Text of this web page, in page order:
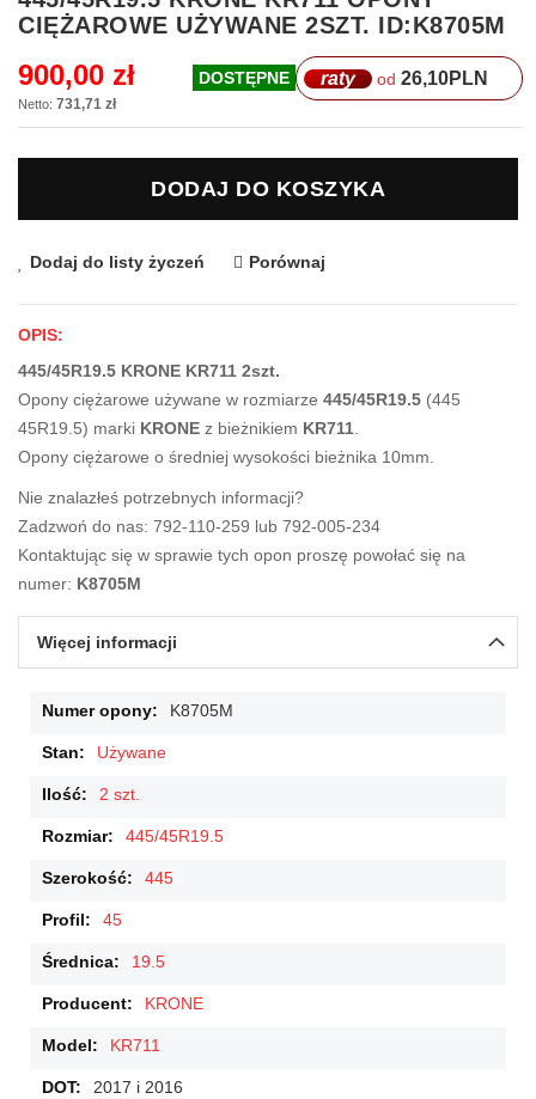
na
początek
CIĘŻAROWE UŻYWANE 2SZT. ID:K8705M
900,00 zł
731,71 zł
DOSTĘPNE raty od 26,10PLN
DODAJ DO KOSZYKA
Dodaj do listy życzeń Porównaj
OPIS:
445/45R19.5 KRONE KR711 2szt.
Opony ciężarowe używane w rozmiarze 445/45R19.5 (445
45R19.5) marki KRONE z bieżnikiem KR711.
Opony ciężarowe o średniej wysokości bieżnika 10mm.
Nie znalazłeś potrzebnych informacji?
Zadzwoń do nas: 792-110-259 lub 792-005-234
Kontaktując się w sprawie tych opon proszę powołać się na
numer: K8705M
Więcej informacji
Więcej
K8705M
Używane
2 szt.
445/45R19.5
445
45
19.5
KRONE
KR711
2017 i 2016